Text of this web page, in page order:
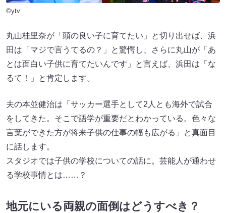
©ytv
丸山桂里奈が「頭の良い子に育てたい」と切り出せば、浜
田は「マジで言うてるの？」と驚愕し、さらに丸山が「あ
とは面白い子供に育てたいんです」と言えば、浜田は「な
るて！」と肯定します。
夫の本並健治は「サッカー選手として2人とも海外で試合
をしてきた。そこで語学が重要だとわかっている。色々な
言葉ができた方が将来子供の仕事の幅も広がる」と真面目
に話します。
スタジオでは子供の学校についての話に。芸能人が通わせ
る学校事情とは……？
地元にいる両親の面倒はどうすべき？